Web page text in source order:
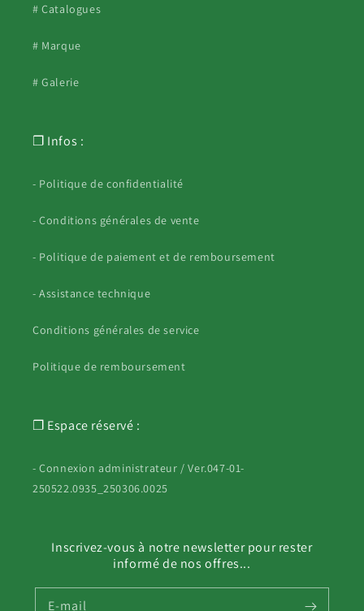
# Catalogues
# Marque
# Galerie
❐ Infos :
- Politique de confidentialité
- Conditions générales de vente
- Politique de paiement et de remboursement
- Assistance technique
Conditions générales de service
Politique de remboursement
❐ Espace réservé :
- Connexion administrateur / Ver.047-01-
250522.0935_250306.0025
Inscrivez-vous à notre newsletter pour rester
informé de nos offres...
E-mail